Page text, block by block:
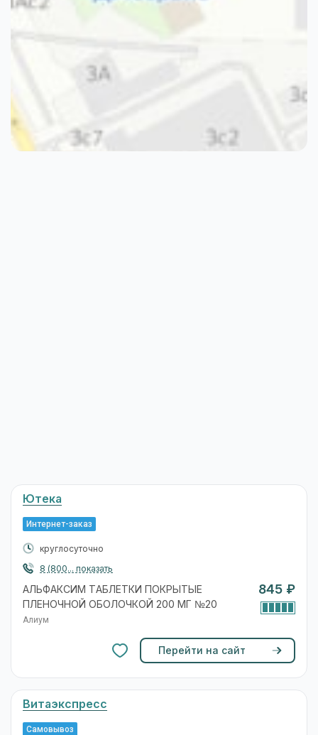
Ютека
Интернет-заказ
круглосуточно
8 (800... показать
АЛЬФАКСИМ ТАБЛЕТКИ ПОКРЫТЫЕ
ПЛЕНОЧНОЙ ОБОЛОЧКОЙ 200 МГ №20
Алиум
845 ₽
Перейти на сайт
Витаэкспресс
Самовывоз